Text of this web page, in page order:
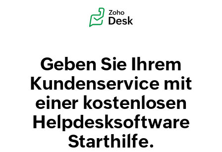
Geben Sie Ihrem
Kundenservice mit
einer kostenlosen
Helpdesksoftware
Starthilfe.